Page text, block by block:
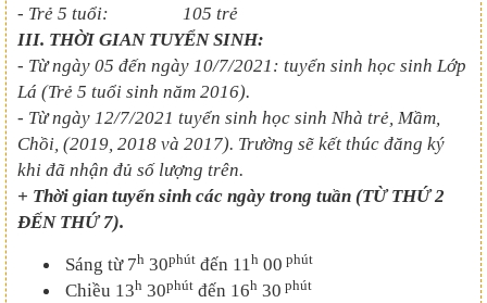
- Trẻ 5 tuổi: 105 trẻ
III. THỜI GIAN TUYỂN SINH:
- Từ ngày 05 đến ngày 10/7/2021: tuyển sinh học sinh Lớp
Lá (Trẻ 5 tuổi sinh năm 2016).
- Từ ngày 12/7/2021 tuyển sinh học sinh Nhà trẻ, Mầm,
Chồi, (2019, 2018 và 2017). Trường sẽ kết thúc đăng ký
khi đã nhận đủ số lượng trên.
+ Thời gian tuyển sinh các ngày trong tuần (TỪ THỨ 2
ĐẾN THỨ 7).
Sáng từ 7h 30phút đến 11h 00 phút
Chiều 13h 30phút đến 16h 30 phút